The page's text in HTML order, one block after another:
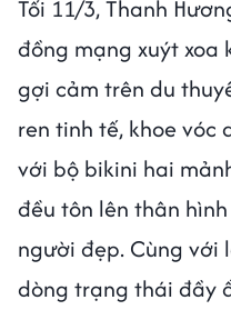
Tối 11/3, Thanh
đồng mạng xuýt
gợi cảm trên du
ren tinh tế, khoe vóc
với bộ bikini hai
đều tôn lên thân
người đẹp. Cùng với
dòng trạng thái đầy